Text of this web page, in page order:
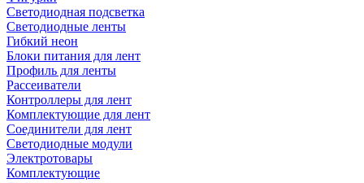
Светодиодная подсветка
Светодиодные ленты
Гибкий неон
Блоки питания для лент
Профиль для ленты
Рассеиватели
Контроллеры для лент
Комплектующие для лент
Соединители для лент
Светодиодные модули
Электротовары
Комплектующие